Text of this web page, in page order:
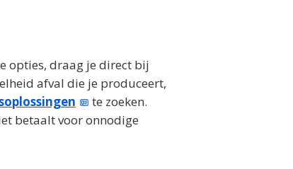
opties, draag je direct bij
afval die je produceert,
te zoeken.
betaalt voor onnodige